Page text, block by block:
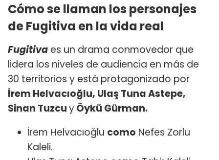
Cómo se llaman los personajes
de Fugitiva en la vida real
Fugitiva es un drama conmovedor que
lidera los niveles de audiencia en más de
30 territorios y está protagonizado por
İrem Helvacıoğlu, Ulaş Tuna Astepe,
Sinan TuzcuyÖykü Gürman.
İrem Helvacıoğlu como Nefes Zorlu
Kaleli.